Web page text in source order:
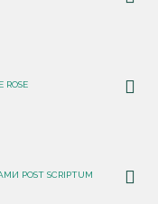
POST SCRIPTUM